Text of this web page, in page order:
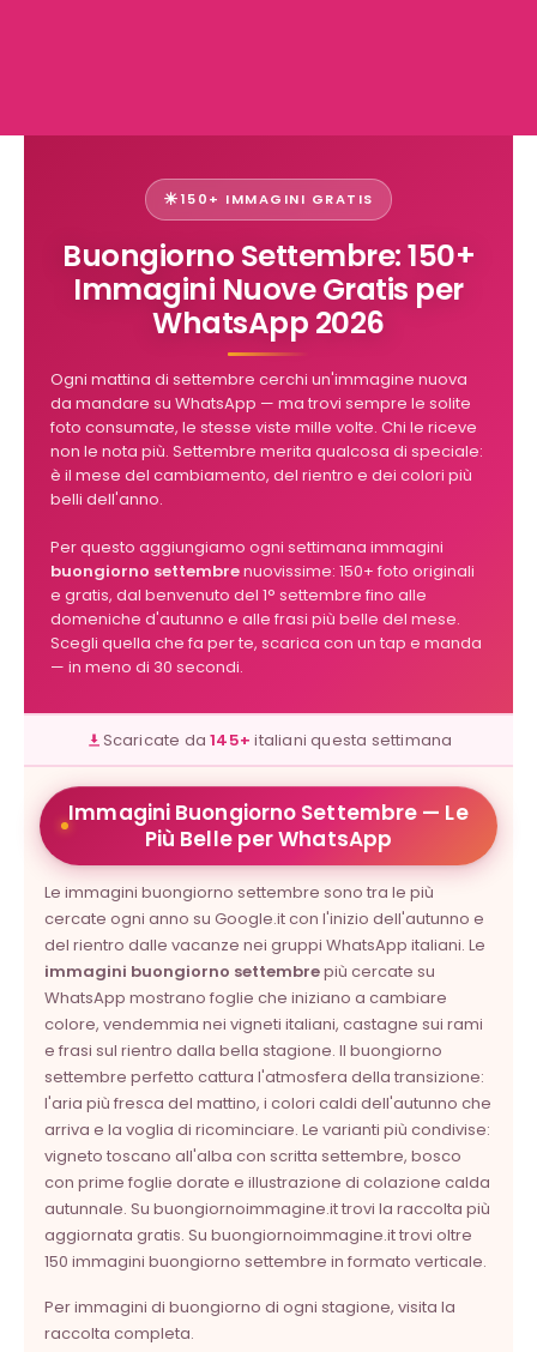
150+ IMMAGINI GRATIS
Buongiorno Settembre: 150+
Immagini Nuove Gratis per
WhatsApp 2026
Ogni mattina di settembre cerchi un'immagine nuova
da mandare su WhatsApp — ma trovi sempre le solite
foto consumate, le stesse viste mille volte. Chi le riceve
non le nota più. Settembre merita qualcosa di speciale:
è il mese del cambiamento, del rientro e dei colori più
belli dell'anno.
Per questo aggiungiamo ogni settimana immagini
buongiorno settembrenuovissime: 150+ foto originali
e gratis, dal benvenuto del 1° settembre fino alle
domeniche d'autunno e alle frasi più belle del mese.
Scegli quella che fa per te, scarica con un tap e manda
— in meno di 30 secondi.
Scaricate da145+ italiani questa settimana
Immagini Buongiorno Settembre — Le
Più Belle per WhatsApp
Le immagini buongiorno settembre sono tra le più
cercate ogni anno su Google.it con l'inizio dell'autunno e
del rientro dalle vacanze nei gruppi WhatsApp italiani. Le
immagini buongiorno settembrepiù cercate su
WhatsApp mostrano foglie che iniziano a cambiare
colore, vendemmia nei vigneti italiani, castagne sui rami
e frasi sul rientro dalla bella stagione. Il buongiorno
settembre perfetto cattura l'atmosfera della transizione:
l'aria più fresca del mattino, i colori caldi dell'autunno che
arriva e la voglia di ricominciare. Le varianti più condivise:
vigneto toscano all'alba con scritta settembre, bosco
con prime foglie dorate e illustrazione di colazione calda
autunnale. Su buongiornoimmagine.it trovi la raccolta più
aggiornata gratis. Su buongiornoimmagine.it trovi oltre
150 immagini buongiorno settembre in formato verticale.
Per immagini di buongiorno di ogni stagione, visita la
raccolta completa.